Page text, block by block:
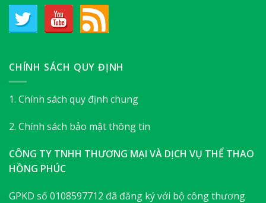
CHÍNH SÁCH QUY ĐỊNH
1. Chính sách quy định chung
2. Chính sách bảo mật thông tin
CÔNG TY TNHH THƯƠNG MẠI VÀ DỊCH VỤ THỂ THAO
HỒNG PHÚC
GPKD số 0108597712 đã đăng ký với bộ công thương